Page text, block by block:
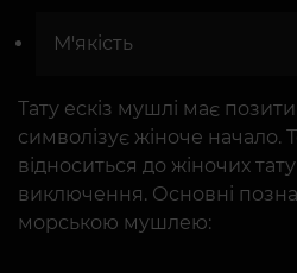
М'якість
Тату ескіз мушлі має
символізує жіноче начало.
відноситься до жіночих
виключення. Основні
морською мушлею: